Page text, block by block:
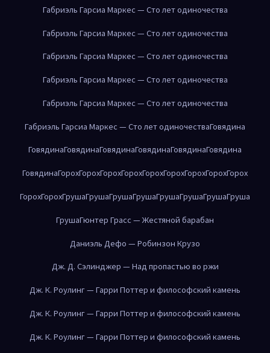
Габриэль Гарсиа Маркес — Сто лет одиночества
Габриэль Гарсиа Маркес — Сто лет одиночества
Габриэль Гарсиа Маркес — Сто лет одиночества
Габриэль Гарсиа Маркес — Сто лет одиночества
Габриэль Гарсиа Маркес — Сто лет одиночества
Габриэль Гарсиа Маркес — Сто лет одиночестваГовядина
ГовядинаГовядинаГовядинаГовядинаГовядинаГовядина
ГовядинаГорохГорохГорохГорохГорохГорохГорохГорохГорох
ГорохГорохГрушаГрушаГрушаГрушаГрушаГрушаГрушаГруша
ГрушаГюнтер Грасс — Жестяной барабан
Даниэль Дефо — Робинзон Крузо
Дж. Д. Сэлинджер — Над пропастью во ржи
Дж. К. Роулинг — Гарри Поттер и философский камень
Дж. К. Роулинг — Гарри Поттер и философский камень
Дж. К. Роулинг — Гарри Поттер и философский камень